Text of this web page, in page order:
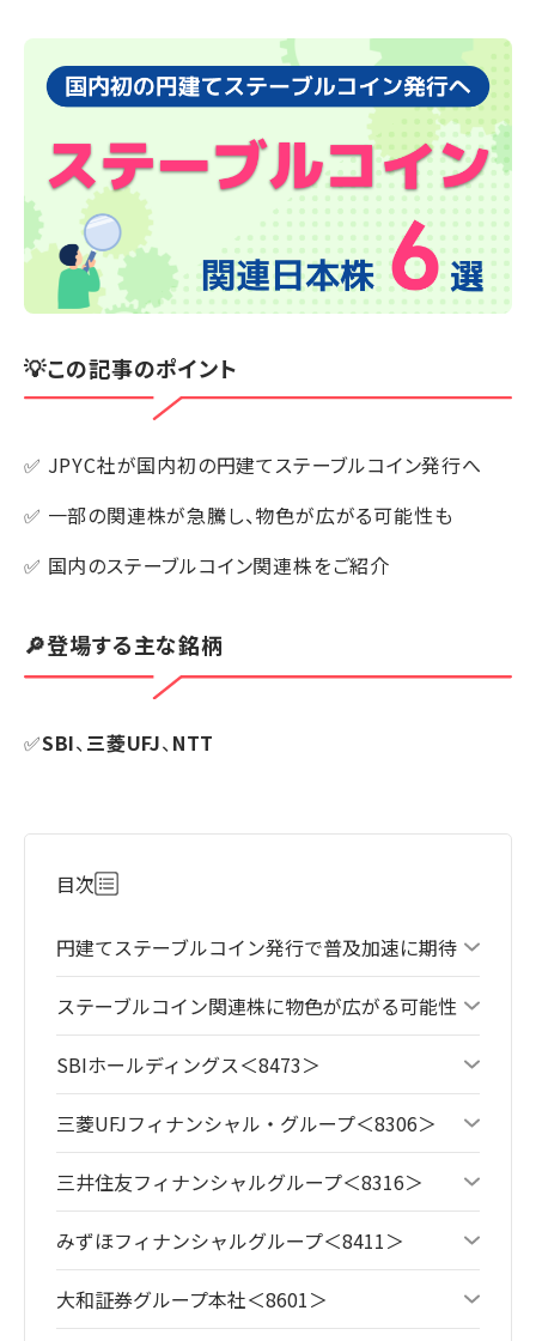
💡この記事のポイント
✅ JPYC社が国内初の円建てステーブルコイン発行へ
✅ 一部の関連株が急騰し、物色が広がる可能性も
✅ 国内のステーブルコイン関連株をご紹介
🔎登場する主な銘柄
✅SBI、三菱UFJ、NTT
目次
円建てステーブルコイン発行で普及加速に期待
ステーブルコイン関連株に物色が広がる可能性
SBIホールディングス＜8473＞
三菱UFJフィナンシャル・グループ＜8306＞
三井住友フィナンシャルグループ＜8316＞
みずほフィナンシャルグループ＜8411＞
大和証券グループ本社＜8601＞